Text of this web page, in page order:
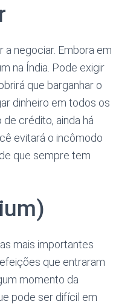
a negociar. Embora em
na Índia. Pode exigir
que barganhar o
dinheiro em todos os
crédito, ainda há
evitará o incômodo
que sempre tem
mais importantes
que entraram
momento da
pode ser difícil em